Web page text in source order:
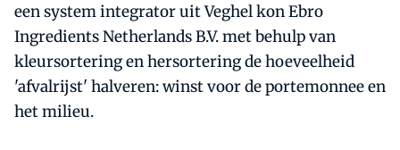
een system integrator uit Veghel kon Ebro
Ingredients Netherlands B.V. met behulp van
kleursortering en hersortering de hoeveelheid
'afvalrijst' halveren: winst voor de portemonnee en
het milieu.